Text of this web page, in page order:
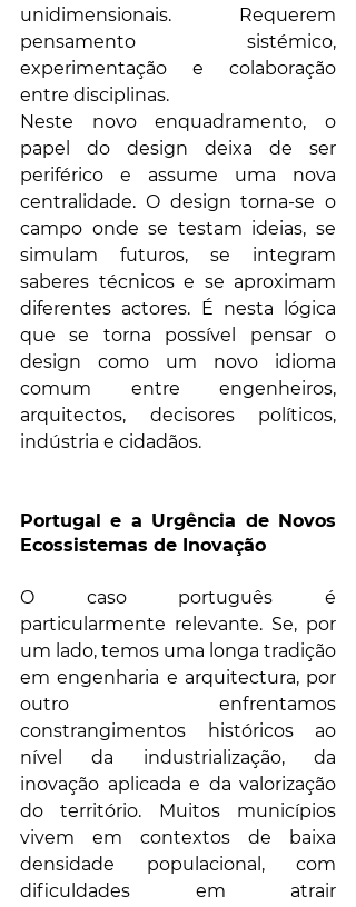
unidimensionais. Requerem
pensamento sistémico,
experimentação e colaboração
entre disciplinas.
Neste novo enquadramento, o
papel do design deixa de ser
periférico e assume uma nova
centralidade. O design torna-se o
campo onde se testam ideias, se
simulam futuros, se integram
saberes técnicos e se aproximam
diferentes actores. É nesta lógica
que se torna possível pensar o
design como um novo idioma
comum entre engenheiros,
arquitectos, decisores políticos,
indústria e cidadãos.
Portugal e a Urgência de Novos
Ecossistemas de Inovação
O caso português é
particularmente relevante. Se, por
um lado, temos uma longa tradição
em engenharia e arquitectura, por
outro enfrentamos
constrangimentos históricos ao
nível da industrialização, da
inovação aplicada e da valorização
do território. Muitos municípios
vivem em contextos de baixa
densidade populacional, com
dificuldades em atrair